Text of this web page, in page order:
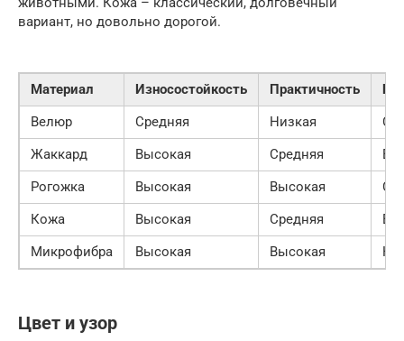
вариант, но довольно дорогой.
Материал Износостойкость Практичность
Велюр
Средняя Низкая
Жаккард
Высокая Средняя
Рогожка
Высокая Высокая
Кожа
Высокая Средняя
Микрофибра
Высокая Высокая
Цвет и узор